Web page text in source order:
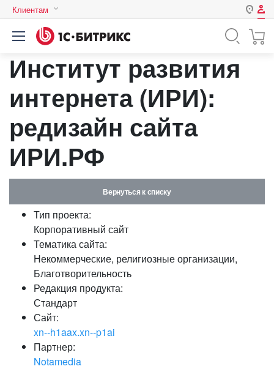
Клиентам
Казахстан
Авторизация
Логин
Пароль
компьютере
Забыли свой пароль?
или войдите с помощью
Институт развития
интернета (ИРИ):
редизайн сайта
ИРИ.РФ
Вернуться к списку
Тип проекта:
Корпоративный сайт
Тематика сайта:
Некоммерческие, религиозные организации,
Благотворительность
Редакция продукта:
Стандарт
Сайт:
xn--h1aax.xn--p1ai
Партнер:
Notamedia